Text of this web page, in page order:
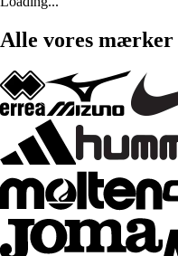
Alle vores mærker